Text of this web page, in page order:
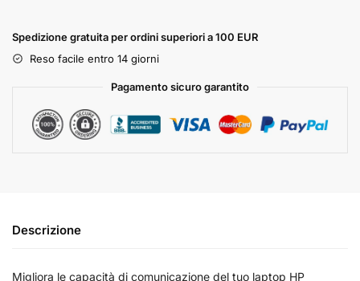
Spedizione gratuita per ordini superiori a 100 EUR
Reso facile entro 14 giorni
Pagamento sicuro garantito
Descrizione
Migliora le capacità di comunicazione del tuo laptop HP